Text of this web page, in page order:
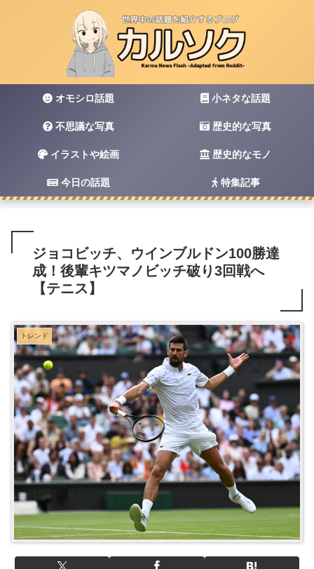
オモシロ話題 小ネタな話題
不思議な写真 歴史的な写真
イラストや絵画 歴史的なモノ
今日の話題 特集記事
ジョコビッチ、ウインブルドン100勝達
成！後輩キツマノビッチ破り3回戦へ
【テニス】
トレンド